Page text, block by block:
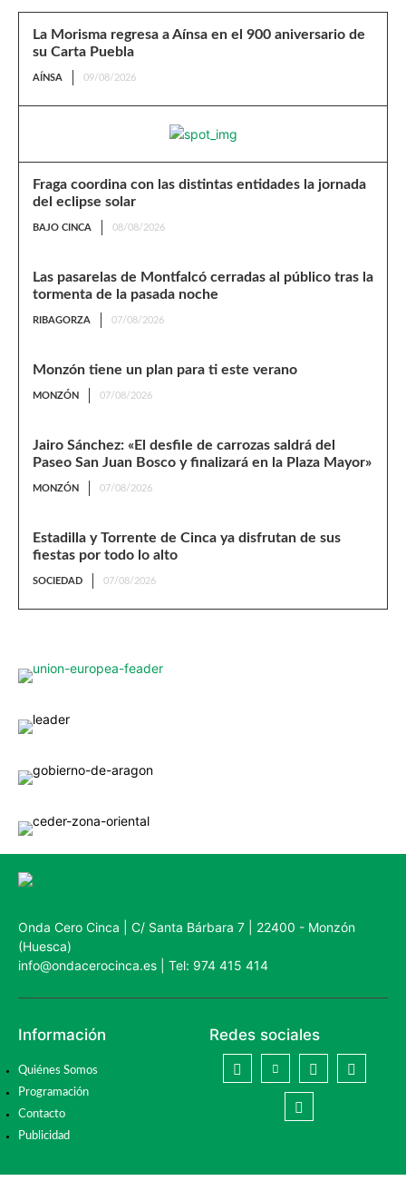
La Morisma regresa a Aínsa en el 900 aniversario de
su Carta Puebla
AÍNSA 09/08/2026
Fraga coordina con las distintas entidades la jornada
del eclipse solar
BAJO CINCA 08/08/2026
Las pasarelas de Montfalcó cerradas al público tras la
tormenta de la pasada noche
RIBAGORZA 07/08/2026
Monzón tiene un plan para ti este verano
MONZÓN 07/08/2026
Jairo Sánchez: «El desfile de carrozas saldrá del
Paseo San Juan Bosco y finalizará en la Plaza Mayor»
MONZÓN 07/08/2026
Estadilla y Torrente de Cinca ya disfrutan de sus
fiestas por todo lo alto
SOCIEDAD 07/08/2026
Onda Cero Cinca | C/ Santa Bárbara 7 | 22400 - Monzón
(Huesca)
info@ondacerocinca.es | Tel: 974 415 414
Información
Quiénes Somos
Programación
Contacto
Publicidad
Redes sociales